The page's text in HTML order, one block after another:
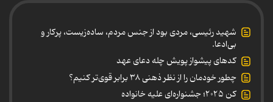
شهید رئیسی، مردی بود از جنس مردم، ساده‌زیست، پرکار و
بی‌ادعا.
کدهای پیشواز پویش چله دعای عهد
چطور خودمان را از نظر ذهنی ۳۸ برابر قوی‌تر کنیم؟
کن ۲۰۲۵؛ جشنواره‌ای علیه خانواده